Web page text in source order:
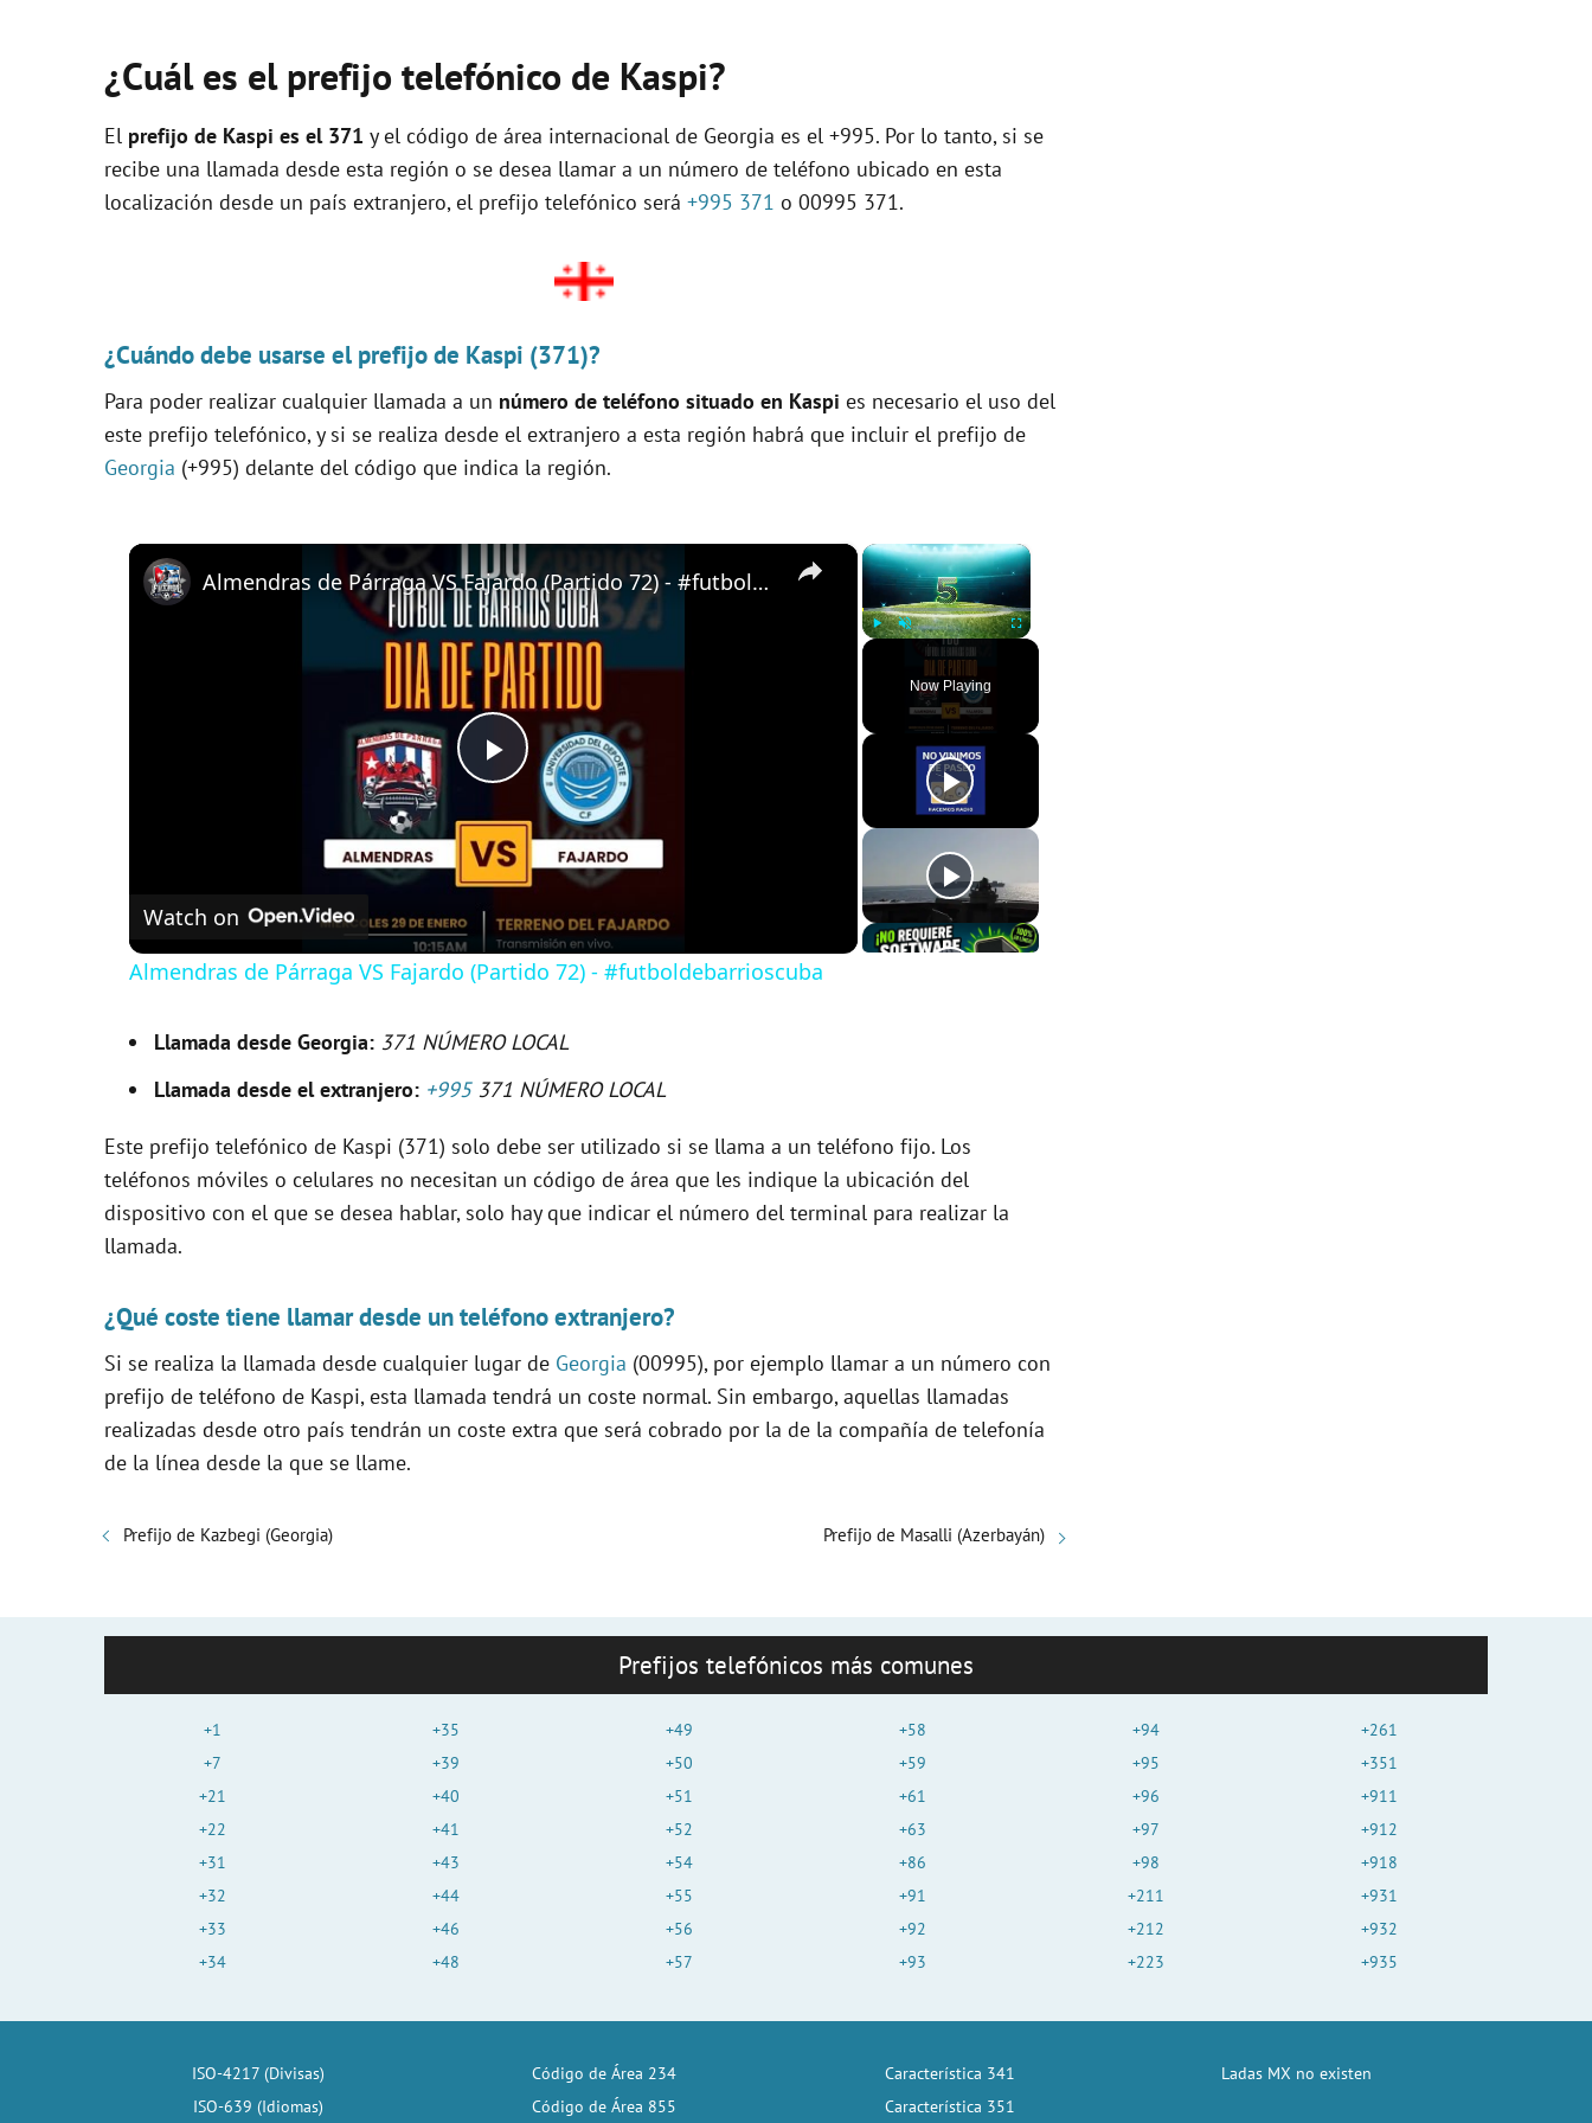
¿Cuál es el prefijo telefónico de Kaspi?
El prefijo de Kaspi es el 371 y el código de área internacional de Georgia es el +995. Por lo tanto, si se
recibe una llamada desde esta región o se desea llamar a un número de teléfono ubicado en esta
localización desde un país extranjero, el prefijo telefónico será +995 371 o 00995 371.
¿Cuándo debe usarse el prefijo de Kaspi (371)?
Para poder realizar cualquier llamada a un número de teléfono situado en Kaspi es necesario el uso del
este prefijo telefónico, y si se realiza desde el extranjero a esta región habrá que incluir el prefijo de
Georgia (+995) delante del código que indica la región.
×
Unmute Fullscreen
Now Playing
×
P
l
a
i
d
o
Almendras de Párraga VS Fajardo (Partido 72) - #futboldebarrioscuba
Watch on
Almendras de Párraga VS Fajardo (Partido 72) - #futboldebarrioscuba
Llamada desde Georgia: 371 NÚMERO LOCAL
Llamada desde el extranjero: +995371 NÚMERO LOCAL
Este prefijo telefónico de Kaspi (371) solo debe ser utilizado si se llama a un teléfono fijo. Los
teléfonos móviles o celulares no necesitan un código de área que les indique la ubicación del
dispositivo con el que se desea hablar, solo hay que indicar el número del terminal para realizar la
llamada.
¿Qué coste tiene llamar desde un teléfono extranjero?
Si se realiza la llamada desde cualquier lugar de Georgia (00995), por ejemplo llamar a un número con
prefijo de teléfono de Kaspi, esta llamada tendrá un coste normal. Sin embargo, aquellas llamadas
realizadas desde otro país tendrán un coste extra que será cobrado por la de la compañía de telefonía
de la línea desde la que se llame.
Prefijo de Kazbegi (Georgia) Prefijo de Masalli (Azerbayán)
Prefijos telefónicos más comunes
+1
+7
+21
+22
+31
+32
+33
+34
+35
+39
+40
+41
+43
+44
+46
+48
+49
+50
+51
+52
+54
+55
+56
+57
+58
+59
+61
+63
+86
+91
+92
+93
+94
+95
+96
+97
+98
+211
+212
+223
+261
+351
+911
+912
+918
+931
+932
+935
ISO-4217 (Divisas)
ISO-639 (Idiomas)
Código de Área 234
Código de Área 855
Característica 341
Característica 351
Ladas MX no existen